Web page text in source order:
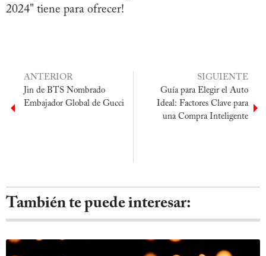
2024" tiene para ofrecer!
ANTERIOR
Jin de BTS Nombrado
Embajador Global de Gucci
SIGUIENTE
Guía para Elegir el Auto
Ideal: Factores Clave para
una Compra Inteligente
También te puede interesar: